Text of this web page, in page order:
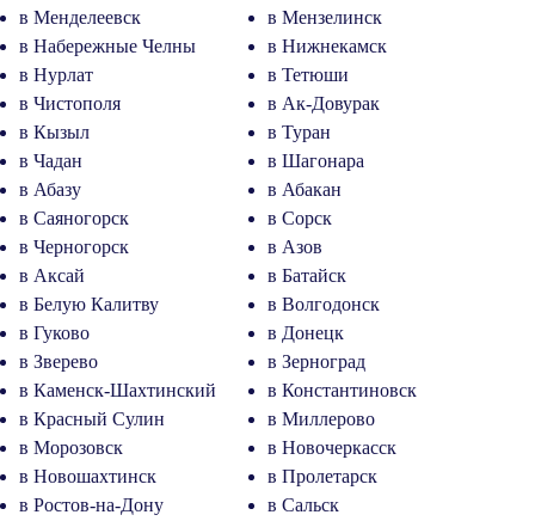
в Менделеевск
в Мензелинск
в Набережные Челны
в Нижнекамск
в Нурлат
в Тетюши
в Чистополя
в Ак-Довурак
в Кызыл
в Туран
в Чадан
в Шагонара
в Абазу
в Абакан
в Саяногорск
в Сорск
в Черногорск
в Азов
в Аксай
в Батайск
в Белую Калитву
в Волгодонск
в Гуково
в Донецк
в Зверево
в Зерноград
в Каменск-Шахтинский
в Константиновск
в Красный Сулин
в Миллерово
в Морозовск
в Новочеркасск
в Новошахтинск
в Пролетарск
в Ростов-на-Дону
в Сальск